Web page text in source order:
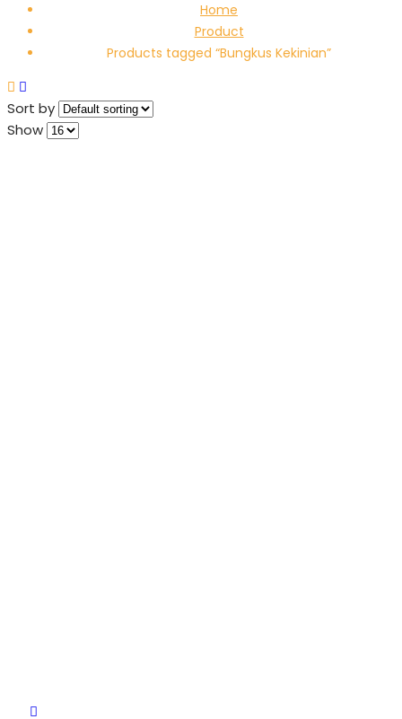
Home
Product
Products tagged “Bungkus Kekinian”
Sort by
Show